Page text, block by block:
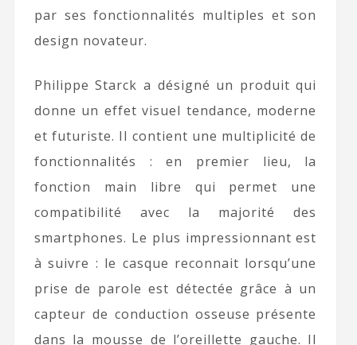
par ses fonctionnalités multiples et son
design novateur.
Philippe Starck a désigné un produit qui
donne un effet visuel tendance, moderne
et futuriste. Il contient une multiplicité de
fonctionnalités : en premier lieu, la
fonction main libre qui permet une
compatibilité avec la majorité des
smartphones. Le plus impressionnant est
à suivre : le casque reconnait lorsqu’une
prise de parole est détectée grâce à un
capteur de conduction osseuse présente
dans la mousse de l’oreillette gauche. Il